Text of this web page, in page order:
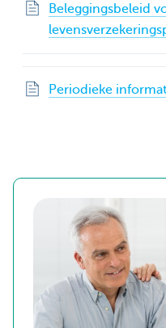
Beleggingsbeleid
Periodieke